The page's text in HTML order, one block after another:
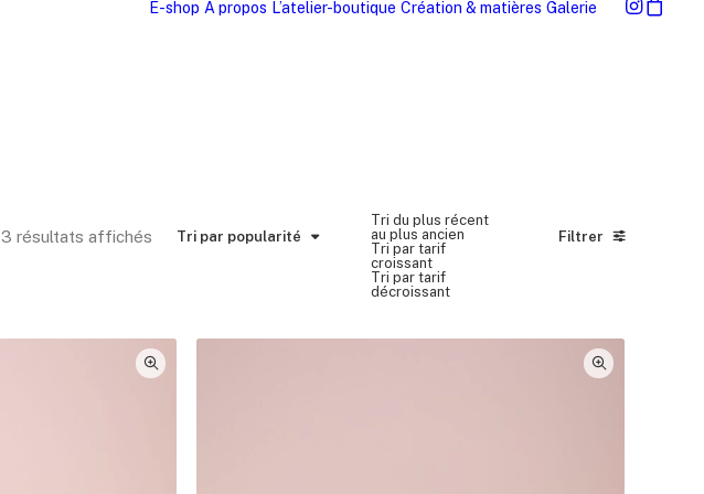
E-shop À propos L’atelier-boutique Création & matières Galerie
Filtrer
Tri par popularité
Tri du plus récent
au plus ancien
Tri par tarif
croissant
Tri par tarif
décroissant
3 résultats affichés Trié par popularité